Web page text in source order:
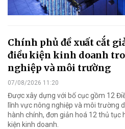
Chính phủ đề xuất cắt
điều kiện kinh doanh
nghiệp và môi trường
07/08/2026 11:20
Được xây dựng với bố cục gồm 12
lĩnh vực nông nghiệp và môi trường
hành chính, đơn giản hoá 12 thủ tục
kiện kinh doanh.